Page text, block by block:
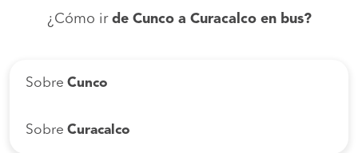
¿Cómo ir de Cunco a Curacalco en bus?
Sobre Cunco
Sobre Curacalco